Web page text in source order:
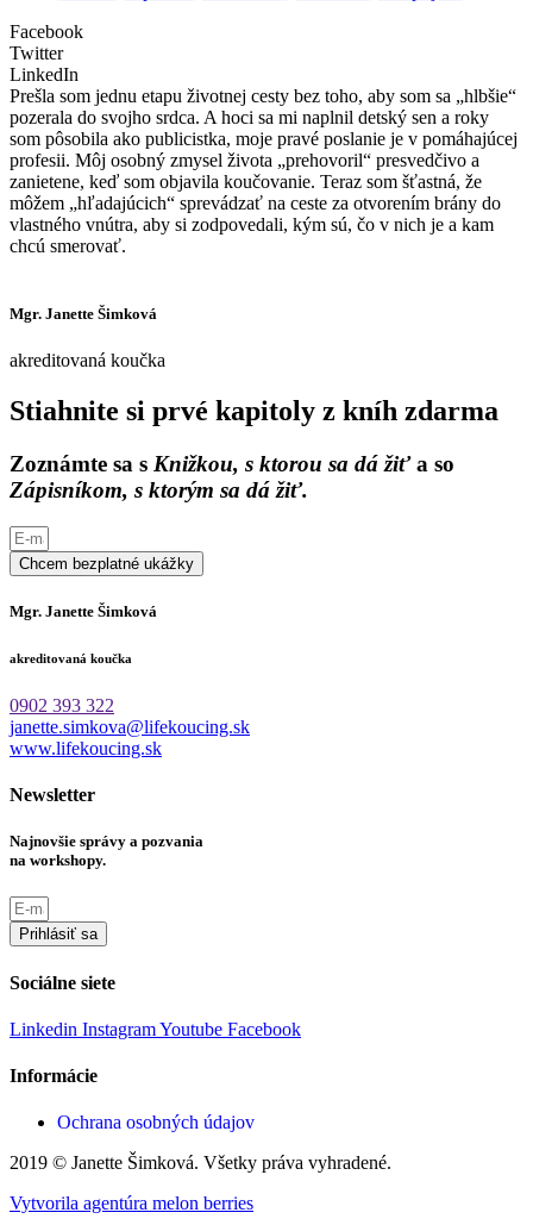
Facebook
Twitter
LinkedIn
Prešla som jednu etapu životnej cesty bez toho, aby som sa „hlbšie“
pozerala do svojho srdca. A hoci sa mi naplnil detský sen a roky
som pôsobila ako publicistka, moje pravé poslanie je v pomáhajúcej
profesii. Môj osobný zmysel života „prehovoril“ presvedčivo a
zanietene, keď som objavila koučovanie. Teraz som šťastná, že
môžem „hľadajúcich“ sprevádzať na ceste za otvorením brány do
vlastného vnútra, aby si zodpovedali, kým sú, čo v nich je a kam
chcú smerovať.
Mgr. Janette Šimková
akreditovaná koučka
Stiahnite si prvé kapitoly z kníh zdarma
Zoznámte sa s Knižkou, s ktorou sa dá žiťa so
Zápisníkom, s ktorým sa dá žiť.
Chcem bezplatné ukážky
Mgr. Janette Šimková
akreditovaná koučka
0902 393 322
janette.simkova@lifekoucing.sk
www.lifekoucing.sk
Newsletter
Najnovšie správy a pozvania
na workshopy.
Prihlásiť sa
Sociálne siete
Linkedin InstagramYoutube Facebook
Informácie
Ochrana osobných údajov
2019 © Janette Šimková. Všetky práva vyhradené.
Vytvorila agentúra melon berries